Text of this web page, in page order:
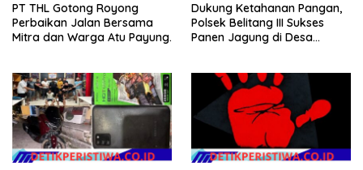
PT THL Gotong Royong
Perbaikan Jalan Bersama
Mitra dan Warga Atu Payung.
Dukung Ketahanan Pangan,
Polsek Belitang III Sukses
Panen Jagung di Desa